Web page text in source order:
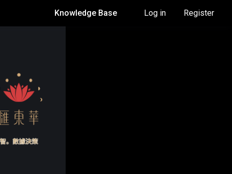
Knowledge Base Log in Register